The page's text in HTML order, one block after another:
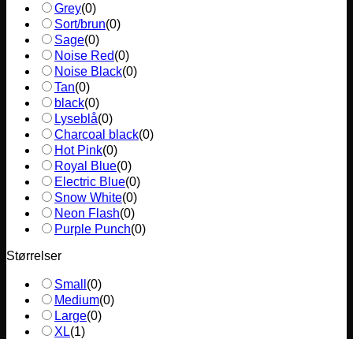
Grey(0)
Sort/brun(0)
Sage(0)
Noise Red(0)
Noise Black(0)
Tan(0)
black(0)
Lyseblå(0)
Charcoal black(0)
Hot Pink(0)
Royal Blue(0)
Electric Blue(0)
Snow White(0)
Neon Flash(0)
Purple Punch(0)
Størrelser
Small (0)
Medium(0)
Large(0)
XL(1)